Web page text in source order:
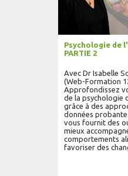
Psychologie de
PARTIE 2
Avec Dr Isabelle
(Web-Formation
Approfondissez
de la psychologie
grâce à des
données
vous fournit des
mieux
comportements
favoriser des